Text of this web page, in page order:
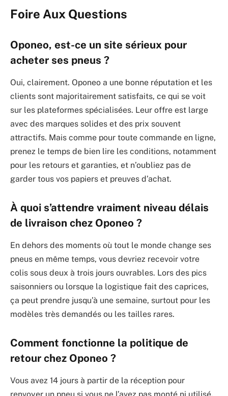
Foire Aux Questions
Oponeo, est-ce un site sérieux pour
acheter ses pneus ?
Oui, clairement. Oponeo a une bonne réputation et les
clients sont majoritairement satisfaits, ce qui se voit
sur les plateformes spécialisées. Leur offre est large
avec des marques solides et des prix souvent
attractifs. Mais comme pour toute commande en ligne,
prenez le temps de bien lire les conditions, notamment
pour les retours et garanties, et n’oubliez pas de
garder tous vos papiers et preuves d’achat.
À quoi s’attendre vraiment niveau délais
de livraison chez Oponeo ?
En dehors des moments où tout le monde change ses
pneus en même temps, vous devriez recevoir votre
colis sous deux à trois jours ouvrables. Lors des pics
saisonniers ou lorsque la logistique fait des caprices,
ça peut prendre jusqu’à une semaine, surtout pour les
modèles très demandés ou les tailles rares.
Comment fonctionne la politique de
retour chez Oponeo ?
Vous avez 14 jours à partir de la réception pour